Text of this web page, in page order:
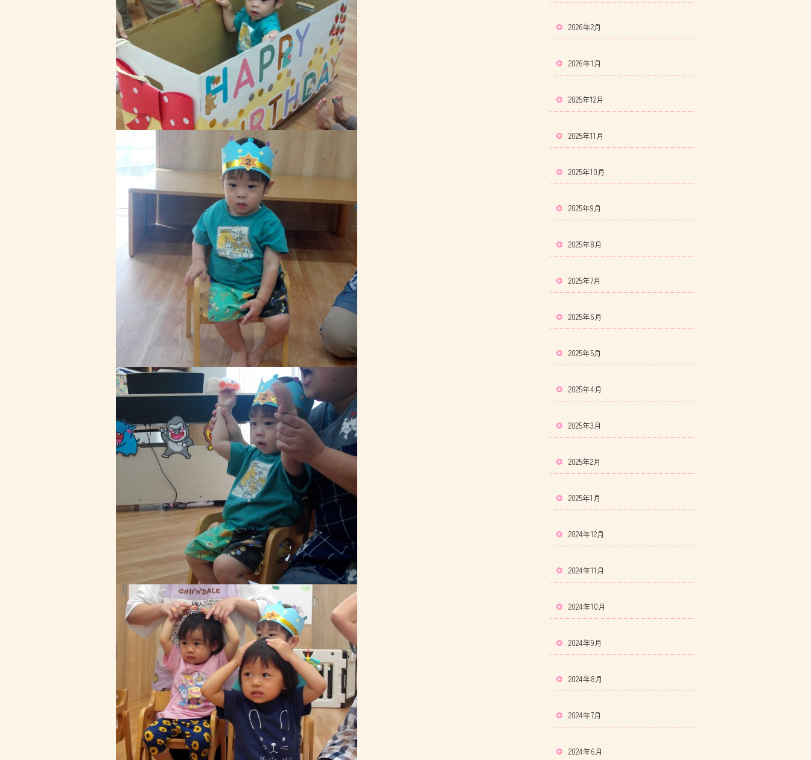
2026年2月
2026年1月
2025年12月
2025年11月
2025年10月
2025年9月
2025年8月
2025年7月
2025年6月
2025年5月
2025年4月
2025年3月
2025年2月
2025年1月
2024年12月
2024年11月
2024年10月
2024年9月
2024年8月
2024年7月
2024年6月